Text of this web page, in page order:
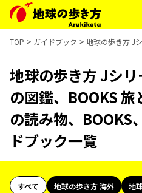
TOP ガイドブック 地球の歩き方 J
地球の歩き方 Jシ
の図鑑、BOOKS
の読み物、BOOKS
ドブック一覧
すべて 地球の歩き方 海外
地